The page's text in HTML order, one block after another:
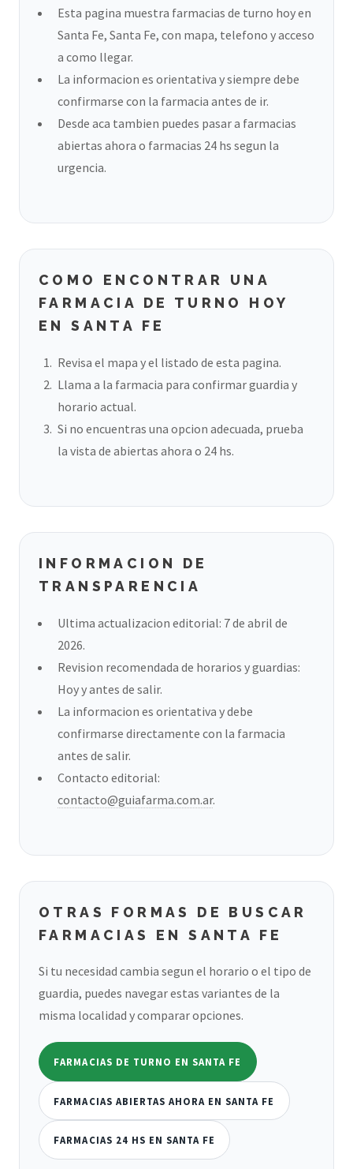
Esta pagina muestra farmacias de turno hoy en
Santa Fe, Santa Fe, con mapa, telefono y acceso
a como llegar.
La informacion es orientativa y siempre debe
confirmarse con la farmacia antes de ir.
Desde aca tambien puedes pasar a farmacias
abiertas ahora o farmacias 24 hs segun la
urgencia.
COMO ENCONTRAR UNA
FARMACIA DE TURNO HOY
EN SANTA FE
Revisa el mapa y el listado de esta pagina.
Llama a la farmacia para confirmar guardia y
horario actual.
Si no encuentras una opcion adecuada, prueba
la vista de abiertas ahora o 24 hs.
INFORMACION DE
TRANSPARENCIA
Ultima actualizacion editorial: 7 de abril de
2026.
Revision recomendada de horarios y guardias:
Hoy y antes de salir.
La informacion es orientativa y debe
confirmarse directamente con la farmacia
antes de salir.
Contacto editorial:
contacto@guiafarma.com.ar.
OTRAS FORMAS DE BUSCAR
FARMACIAS EN SANTA FE
Si tu necesidad cambia segun el horario o el tipo de
guardia, puedes navegar estas variantes de la
misma localidad y comparar opciones.
FARMACIAS DE TURNO EN SANTA FE
FARMACIAS ABIERTAS AHORA EN SANTA FE
FARMACIAS 24 HS EN SANTA FE